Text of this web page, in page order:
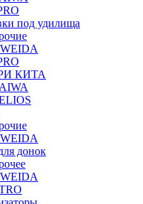
под удилища
КИТА
донок